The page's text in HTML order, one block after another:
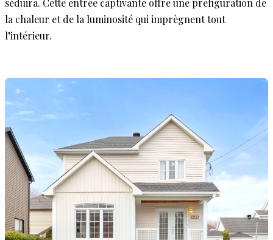
séduira. Cette entrée captivante offre une préfiguration de
la chaleur et de la luminosité qui imprègnent tout
l’intérieur.